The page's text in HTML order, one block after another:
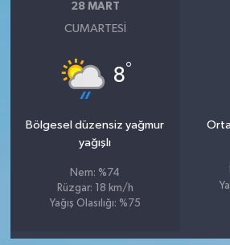
28 MART
CUMARTESI
8°
Bölgesel düzensiz yağmur
yağışlı
Nem: %74
Rüzgar: 18 km/h
Yağış Olasılığı: %75